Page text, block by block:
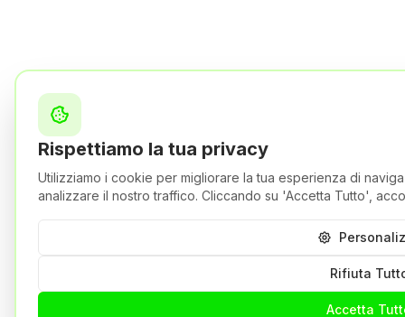
Rispettiamo la tua privacy
Utilizziamo i cookie per migliorare la tua esperienza di
analizzare il nostro traffico. Cliccando su 'Accetta Tutto',
Rifiuta
Accetta